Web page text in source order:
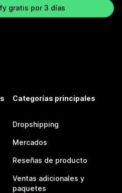
gratis por 3 días
Categorías principales
Dropshipping
Mercados
Reseñas de producto
Ventas adicionales y
paquetes